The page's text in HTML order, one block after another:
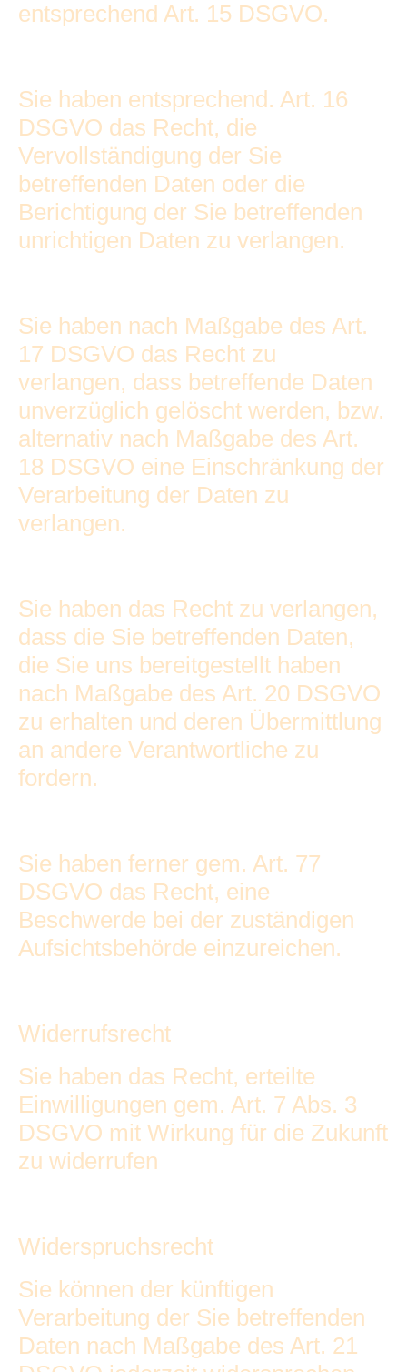
entsprechend Art. 15 DSGVO.
Sie haben entsprechend. Art. 16
DSGVO das Recht, die
Vervollständigung der Sie
betreffenden Daten oder die
Berichtigung der Sie betreffenden
unrichtigen Daten zu verlangen.
Sie haben nach Maßgabe des Art.
17 DSGVO das Recht zu
verlangen, dass betreffende Daten
unverzüglich gelöscht werden, bzw.
alternativ nach Maßgabe des Art.
18 DSGVO eine Einschränkung der
Verarbeitung der Daten zu
verlangen.
Sie haben das Recht zu verlangen,
dass die Sie betreffenden Daten,
die Sie uns bereitgestellt haben
nach Maßgabe des Art. 20 DSGVO
zu erhalten und deren Übermittlung
an andere Verantwortliche zu
fordern.
Sie haben ferner gem. Art. 77
DSGVO das Recht, eine
Beschwerde bei der zuständigen
Aufsichtsbehörde einzureichen.
Widerrufsrecht
Sie haben das Recht, erteilte
Einwilligungen gem. Art. 7 Abs. 3
DSGVO mit Wirkung für die Zukunft
zu widerrufen
Widerspruchsrecht
Sie können der künftigen
Verarbeitung der Sie betreffenden
Daten nach Maßgabe des Art. 21